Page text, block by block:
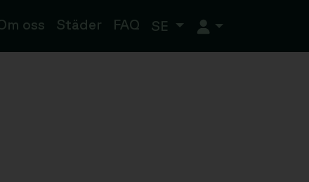
oss Städer FAQ SE